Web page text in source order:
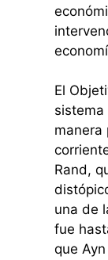
El
manera
Rand,
una de
fue
que